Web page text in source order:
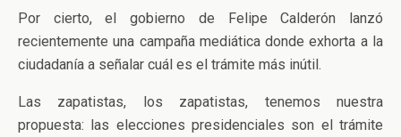
Por cierto, el gobierno de Felipe Calderón lanzó
recientemente una campaña mediática donde exhorta a la
ciudadanía a señalar cuál es el trámite más inútil.
Las zapatistas, los zapatistas, tenemos nuestra
propuesta: las elecciones presidenciales son el trámite